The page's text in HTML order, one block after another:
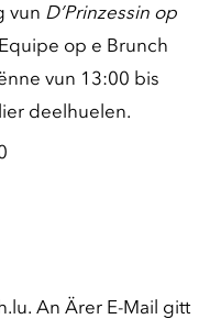
vun D’Prinzessin op
op e Brunch
vun 13:00 bis
deelhuelen.
An Ärer E-Mail gitt